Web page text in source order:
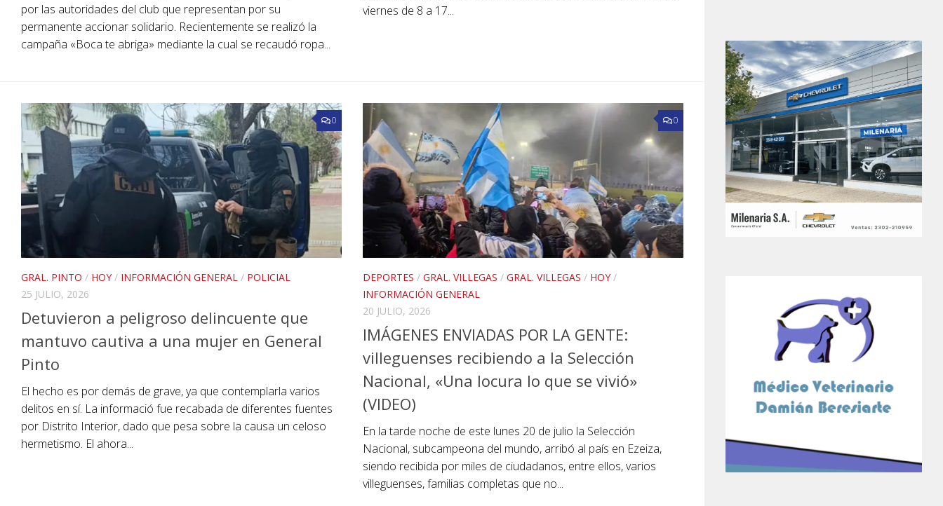
por las autoridades del club que representan por su
permanente accionar solidario. Recientemente se realizó la
campaña «Boca te abriga» mediante la cual se recaudó ropa...
viernes de 8 a 17...
0
GRAL. PINTO / HOY / INFORMACIÓN GENERAL / POLICIAL
25 JULIO, 2026
Detuvieron a peligroso delincuente que
mantuvo cautiva a una mujer en General
Pinto
El hecho es por demás de grave, ya que contemplarla varios
delitos en sí. La informació fue recabada de diferentes fuentes
por Distrito Interior, dado que pesa sobre la causa un celoso
hermetismo. El ahora...
0
DEPORTES / GRAL. VILLEGAS / GRAL. VILLEGAS / HOY /
INFORMACIÓN GENERAL
20 JULIO, 2026
IMÁGENES ENVIADAS POR LA GENTE:
villeguenses recibiendo a la Selección
Nacional, «Una locura lo que se vivió»
(VIDEO)
En la tarde noche de este lunes 20 de julio la Selección
Nacional, subcampeona del mundo, arribó al país en Ezeiza,
siendo recibida por miles de ciudadanos, entre ellos, varios
villeguenses, familias completas que no...